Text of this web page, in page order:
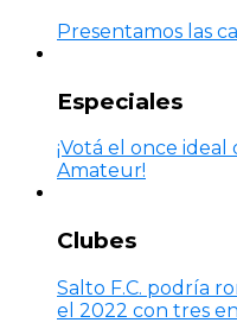
Presentamos las
Especiales
¡Votá el once ideal
Amateur!
Clubes
Salto F.C. podría
el 2022 con tres